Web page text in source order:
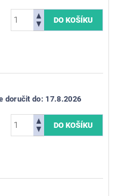
doručit do: 17.8.2026